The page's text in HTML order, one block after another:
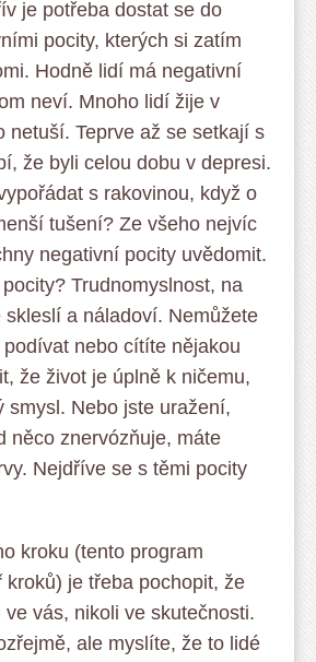
je potřeba dostat se do
pocity, kterých si zatím
Hodně lidí má negativní
neví. Mnoho lidí žije v
netuší. Teprve až se setkají s
že byli celou dobu v depresi.
s rakovinou, když o
tušení? Ze všeho nejvíc
negativní pocity uvědomit.
Trudnomyslnost, na
skleslí a náladoví. Nemůžete
nebo cítíte nějakou
že život je úplně k ničemu,
smysl. Nebo jste uražení,
něco znervózňuje, máte
Nejdříve se s těmi pocity
kroku (tento program
kroků) je třeba pochopit, že
vás, nikoli ve skutečnosti.
ale myslíte, že to lidé